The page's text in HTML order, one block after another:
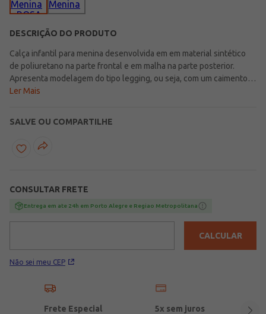
DESCRIÇÃO DO PRODUTO
Calça infantil para menina desenvolvida em em material sintético
de poliuretano na parte frontal e em malha na parte posterior.
Apresenta modelagem do tipo legging, ou seja, com um caimento
justinho. Possui cós elástico e barra com acabamento simples. O
frontal: Sintético PU\nTecido parte posterior: Malha\nComposição:
100% poliuretanoComposição: 65% viscose, 31% poliamida, 04%
elastano
Ler Mais
SALVE OU COMPARTILHE
CONSULTAR FRETE
Entrega em ate 24h em Porto Alegre e Regiao Metropolitana
Não sei meu CEP
CALCULAR
Frete Especial 5x sem juros